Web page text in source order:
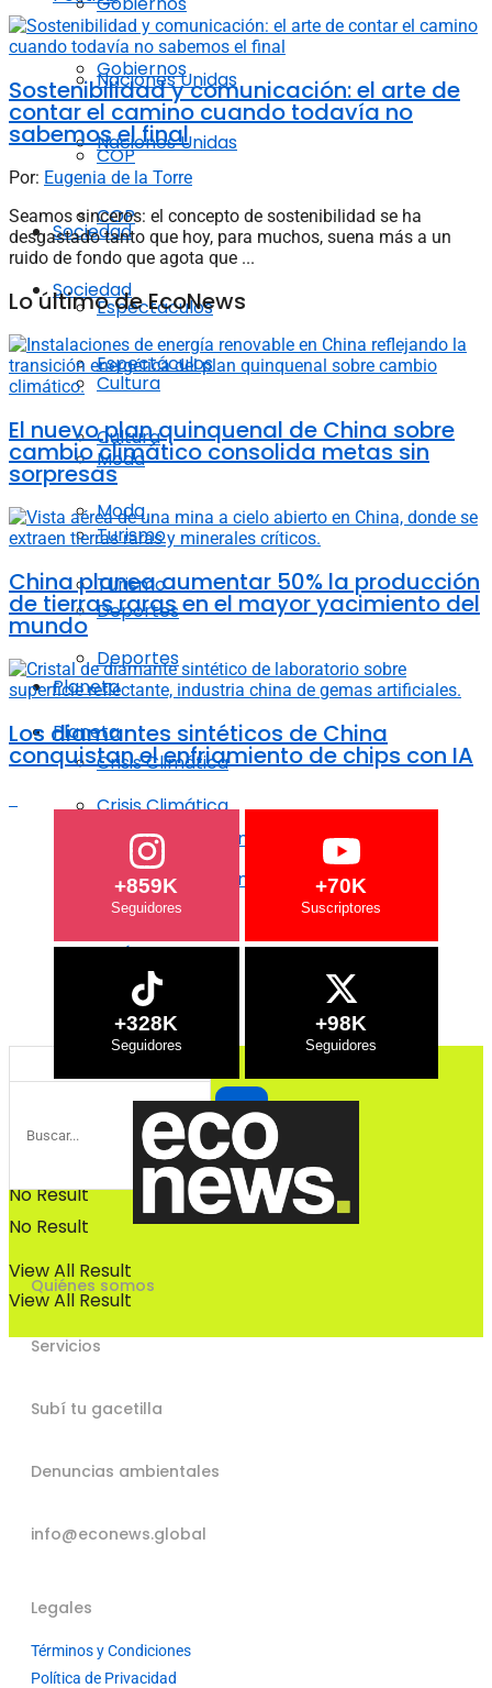
Naciones Unidas
COP
Sociedad
Espectáculos
Cultura
Moda
Turismo
Deportes
Planeta
Crisis Climática
Agricultura regenerativa
Océanos
Bosques
No Result
View All Result
Gobiernos
Naciones Unidas
COP
Sociedad
Espectáculos
Cultura
Moda
Turismo
Deportes
Planeta
Crisis Climática
Agricultura regenerativa
Océanos
Bosques
No Result
View All Result
Sostenibilidad y comunicación: el arte de
contar el camino cuando todavía no
sabemos el final
Por: Eugenia de la Torre
Seamos sinceros: el concepto de sostenibilidad se ha
desgastado tanto que hoy, para muchos, suena más a un
ruido de fondo que agota que ...
Lo último de EcoNews
El nuevo plan quinquenal de China sobre
cambio climático consolida metas sin
sorpresas
China planea aumentar 50% la producción
de tierras raras en el mayor yacimiento del
mundo
Los diamantes sintéticos de China
conquistan el enfriamiento de chips con IA
+859K +70K
+328K +98K
Quiénes somos
Servicios
Subí tu gacetilla
Denuncias ambientales
info@econews.global
Legales
Términos y Condiciones
Política de Privacidad